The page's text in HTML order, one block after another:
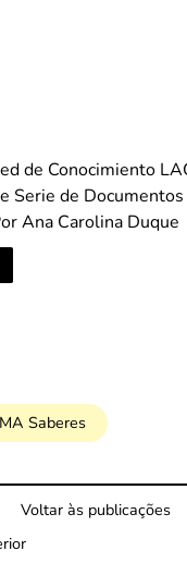
de Conocimiento
Serie de Documentos
Ana Carolina Duque
Saberes
Voltar às publicações